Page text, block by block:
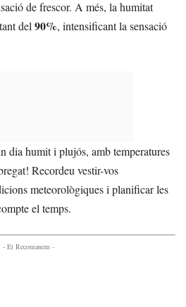
de frescor. A més, la humitat
del 90%, intensificant la sensació
dia humit i plujós, amb temperatures
Recordeu vestir-vos
meteorològiques i planificar les
el temps.
- Et Recomanem -